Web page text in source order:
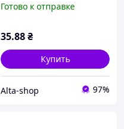
УПАКОВКИН
Готово к отправке
35.88₴
Купить
Alta-shop 97%